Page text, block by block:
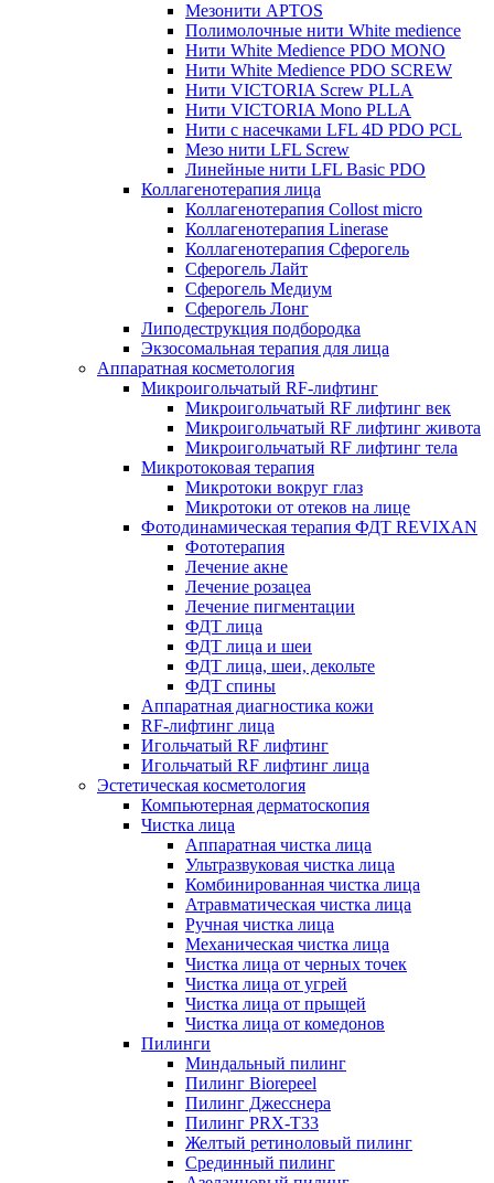
Мезонити APTOS
Полимолочные нити White medience
Нити White Medience PDO MONO
Нити White Medience PDO SCREW
Нити VICTORIA Screw PLLA
Нити VICTORIA Mono PLLA
Нити с насечками LFL 4D PDO PCL
Мезо нити LFL Screw
Линейные нити LFL Basic PDO
Коллагенотерапия лица
Коллагенотерапия Collost micro
Коллагенотерапия Linerase
Коллагенотерапия Сферогель
Сферогель Лайт
Сферогель Медиум
Сферогель Лонг
Липодеструкция подбородка
Экзосомальная терапия для лица
Аппаратная косметология
Микроигольчатый RF-лифтинг
Микроигольчатый RF лифтинг век
Микроигольчатый RF лифтинг живота
Микроигольчатый RF лифтинг тела
Микротоковая терапия
Микротоки вокруг глаз
Микротоки от отеков на лице
Фотодинамическая терапия ФДТ REVIXAN
Фототерапия
Лечение акне
Лечение розацеа
Лечение пигментации
ФДТ лица
ФДТ лица и шеи
ФДТ лица, шеи, декольте
ФДТ спины
Аппаратная диагностика кожи
RF-лифтинг лица
Игольчатый RF лифтинг
Игольчатый RF лифтинг лица
Эстетическая косметология
Компьютерная дерматоскопия
Чистка лица
Аппаратная чистка лица
Ультразвуковая чистка лица
Комбинированная чистка лица
Атравматическая чистка лица
Ручная чистка лица
Механическая чистка лица
Чистка лица от черных точек
Чистка лица от угрей
Чистка лица от прыщей
Чистка лица от комедонов
Пилинги
Миндальный пилинг
Пилинг Biorepeel
Пилинг Джесснера
Пилинг PRX-T33
Желтый ретиноловый пилинг
Срединный пилинг